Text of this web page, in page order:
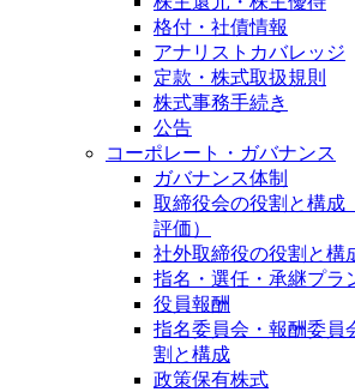
格付・社債情報
アナリストカバレッジ
定款・株式取扱規則
株式事務手続き
公告
コーポレート・ガバナンス
ガバナンス体制
取締役会の役割と構成
評価）
社外取締役の役割と構
指名・選任・承継プラ
役員報酬
指名委員会・報酬委員
割と構成
政策保有株式